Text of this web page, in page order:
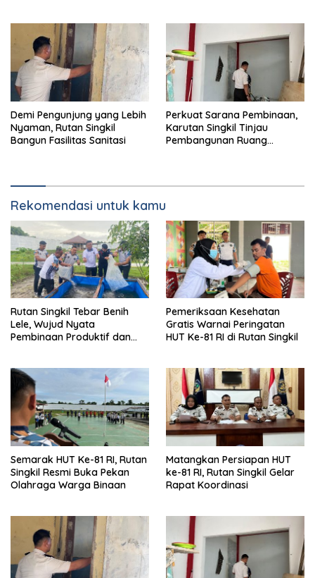
Demi Pengunjung yang Lebih
Nyaman, Rutan Singkil
Bangun Fasilitas Sanitasi
Perkuat Sarana Pembinaan,
Karutan Singkil Tinjau
Pembangunan Ruang
Rekomendasi untuk kamu
Rutan Singkil Tebar Benih
Lele, Wujud Nyata
Pembinaan Produktif dan
Pemeriksaan Kesehatan
Gratis Warnai Peringatan
HUT Ke-81 RI di Rutan Singkil
Semarak HUT Ke-81 RI, Rutan
Singkil Resmi Buka Pekan
Olahraga Warga Binaan
Matangkan Persiapan HUT
ke-81 RI, Rutan Singkil Gelar
Rapat Koordinasi